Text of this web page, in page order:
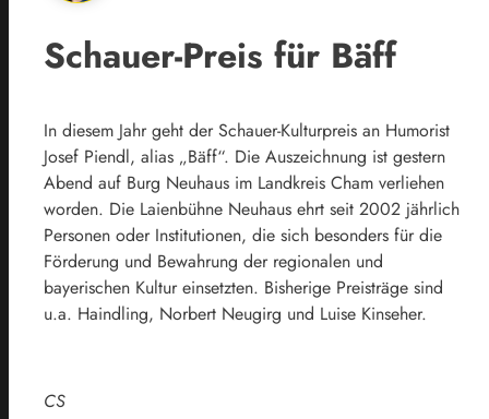
Schauer-Preis für Bäff
In diesem Jahr geht der Schauer-Kulturpreis an Humorist
Josef Piendl, alias „Bäff“. Die Auszeichnung ist gestern
Abend auf Burg Neuhaus im Landkreis Cham verliehen
worden. Die Laienbühne Neuhaus ehrt seit 2002 jährlich
Personen oder Institutionen, die sich besonders für die
Förderung und Bewahrung der regionalen und
bayerischen Kultur einsetzten. Bisherige Preisträge sind
u.a. Haindling, Norbert Neugirg und Luise Kinseher.
CS